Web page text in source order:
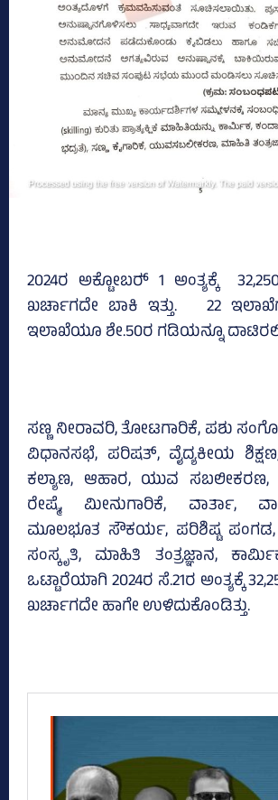
2024ರ ಅಕ್ಟೋಬರ್‍‌ 1 ಅಂತ್ಯಕ್ಕೆ
ಖರ್ಚಾಗದೇ ಬಾಕಿ ಇತ್ತು. 22
ಇಲಾಖೆಯೂ ಶೇ.50ರ ಗಡಿಯನ್ನೂ
ಸಣ್ಣ ನೀರಾವರಿ, ತೋಟಗಾರಿಕೆ, ಪಶು
ವಿಧಾನಸಭೆ, ಪರಿಷತ್‌, ವೈದ್ಯಕೀಯ ಶಿಕ್ಷಣ,
ಕಲ್ಯಾಣ, ಆಹಾರ, ಯುವ ಸಬಲೀಕರಣ,
ರೇಷ್ಮೆ, ಮೀನುಗಾರಿಕೆ, ವಾರ್ತಾ,
ಮೂಲಭೂತ ಸೌಕರ್ಯ, ಪರಿಶಿಷ್ಟ ಪಂಗಡ,
ಸಂಸ್ಕೃತಿ, ಮಾಹಿತಿ ತಂತ್ರಜ್ಞಾನ,
ಒಟ್ಟಾರೆಯಾಗಿ 2024ರ ಸೆ.21ರ ಅಂತ್ಯಕ್ಕೆ
ಖರ್ಚಾಗದೇ ಹಾಗೇ ಉಳಿದುಕೊಂಡಿತ್ತು.